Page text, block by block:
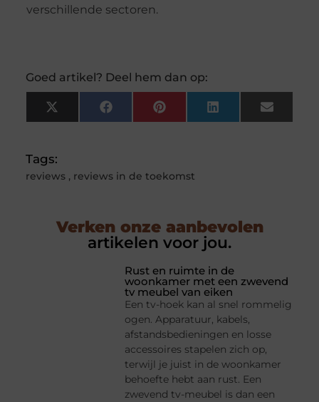
verschillende sectoren.
Goed artikel? Deel hem dan op:
X
(Twitter)
FacebookPinterestLinkedInEmail
Tags:
reviews, reviews in de toekomst
Verken onze aanbevolen
artikelen voor jou.
Rust en ruimte in de
woonkamer met een zwevend
tv meubel van eiken
Een tv-hoek kan al snel rommelig
ogen. Apparatuur, kabels,
afstandsbedieningen en losse
accessoires stapelen zich op,
terwijl je juist in de woonkamer
behoefte hebt aan rust. Een
zwevend tv-meubel is dan een